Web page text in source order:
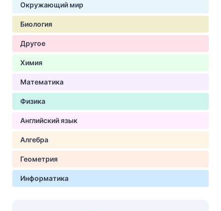
Окружающий мир
Биология
Другое
Химия
Математика
Физика
Английский язык
Алгебра
Геометрия
Информатика